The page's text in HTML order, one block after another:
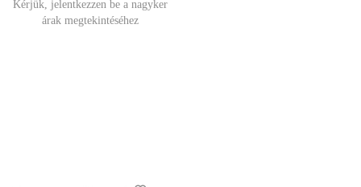
Kérjük, jelentkezzen be a nagyker
árak megtekintéséhez